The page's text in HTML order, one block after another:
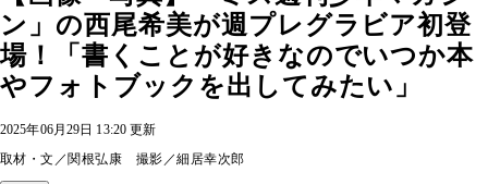
ン」の西尾希美が週プレグラビア初登
場！「書くことが好きなのでいつか本
やフォトブックを出してみたい」
2025年06月29日 13:20 更新
取材・文／関根弘康 撮影／細居幸次郎